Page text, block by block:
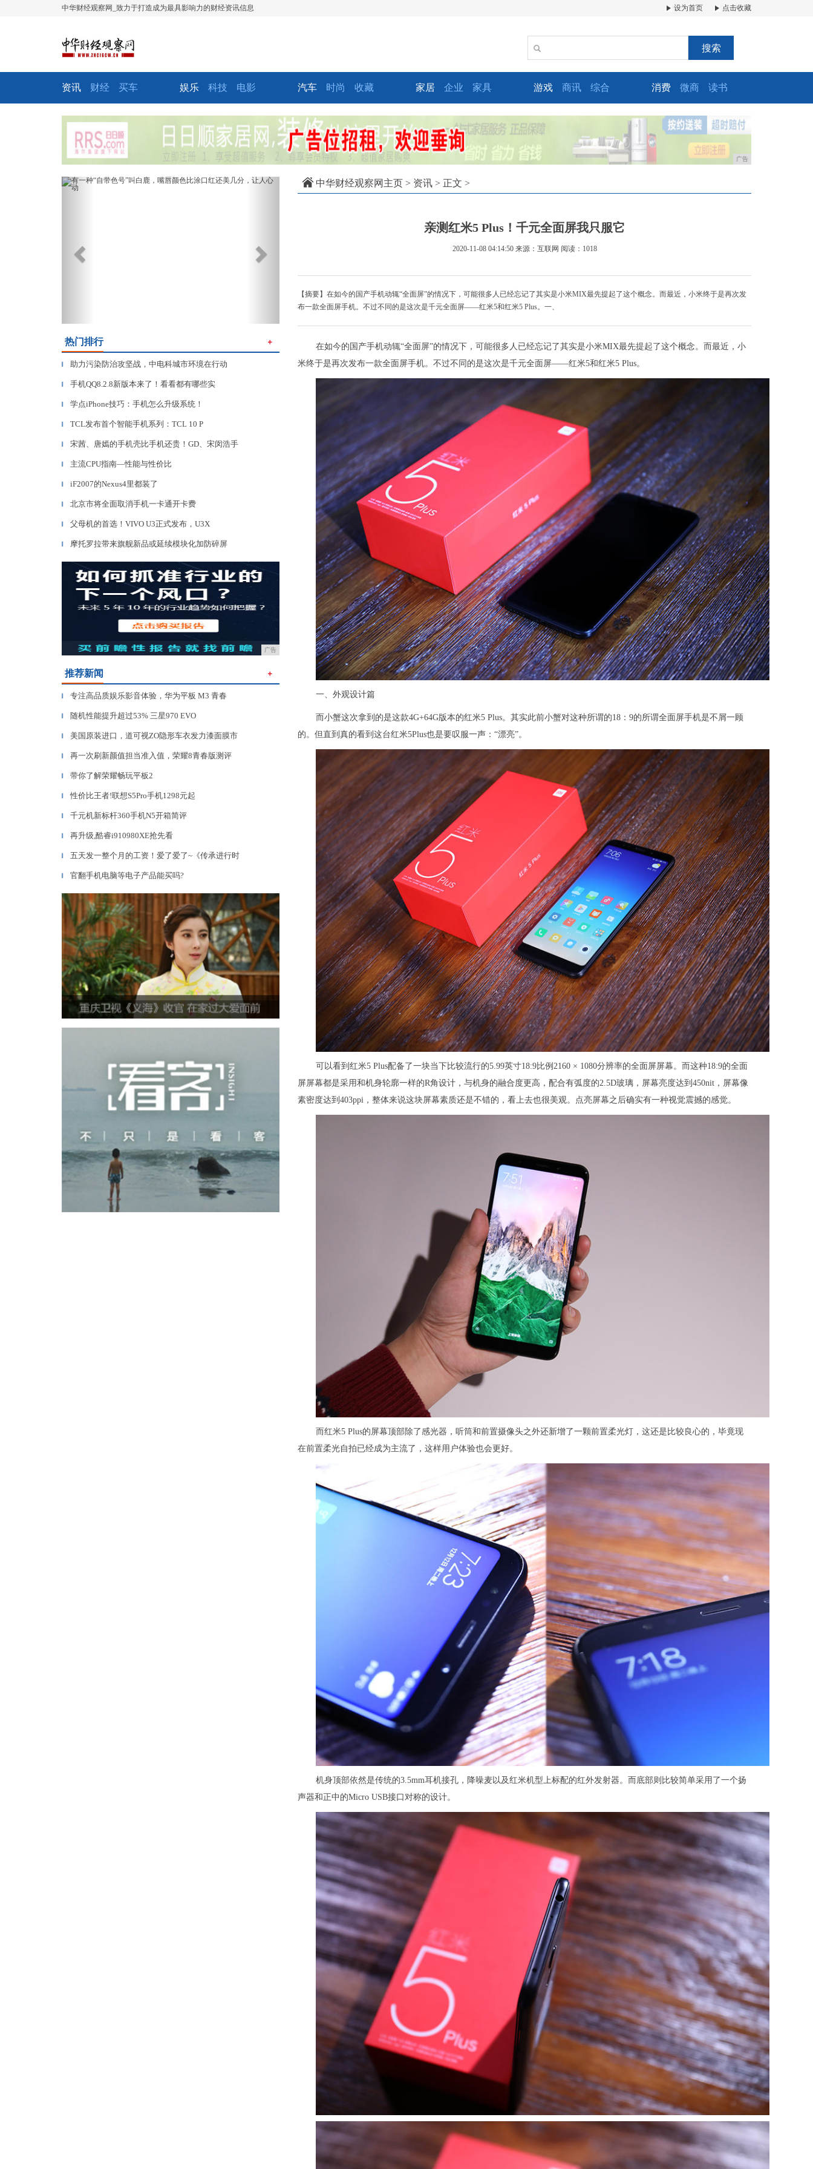
中华财经观察网_致力于打造成为最具影响力的财经资讯信息 设为首页 点击收藏
搜索
资讯 财经 买车 娱乐 科技 电影 汽车 时尚 收藏 家居 企业 家具 游戏 商讯 综合 消费 微商 读书
广告
Previous Next
热门排行 ＋
▎ 助力污染防治攻坚战，中电科城市环境在行动
▎ 手机QQ8.2.8新版本来了！看看都有哪些实
▎ 学点iPhone技巧：手机怎么升级系统！
▎ TCL发布首个智能手机系列：TCL 10 P
▎ 宋茜、唐嫣的手机壳比手机还贵！GD、宋闵浩手
▎ 主流CPU指南—性能与性价比
▎ iF2007的Nexus4里都装了
▎ 北京市将全面取消手机一卡通开卡费
▎ 父母机的首选！VIVO U3正式发布，U3X
▎ 摩托罗拉带来旗舰新品或延续模块化加防碎屏
广告
推荐新闻 ＋
▎ 专注高品质娱乐影音体验，华为平板 M3 青春
▎ 随机性能提升超过53% 三星970 EVO
▎ 美国原装进口，道可视ZO隐形车衣发力漆面膜市
▎ 再一次刷新颜值担当准入值，荣耀8青春版测评
▎ 带你了解荣耀畅玩平板2
▎ 性价比王者!联想S5Pro手机1298元起
▎ 千元机新标杆360手机N5开箱简评
▎ 再升级,酷睿i910980XE抢先看
▎ 五天发一整个月的工资！爱了爱了~《传承进行时
▎ 官翻手机电脑等电子产品能买吗?
中华财经观察网主页 > 资讯 > 正文 >
亲测红米5 Plus！千元全面屏我只服它
2020-11-08 04:14:50 来源：互联网 阅读：1018
【摘要】在如今的国产手机动辄“全面屏”的情况下，可能很多人已经忘记了其实是小米MIX最先提起了这个概念。而最近，小米终于是再次发
布一款全面屏手机。不过不同的是这次是千元全面屏——红米5和红米5 Plus。一、
在如今的国产手机动辄“全面屏”的情况下，可能很多人已经忘记了其实是小米MIX最先提起了这个概念。而最近，小
米终于是再次发布一款全面屏手机。不过不同的是这次是千元全面屏——红米5和红米5 Plus。
一、外观设计篇
而小蟹这次拿到的是这款4G+64G版本的红米5 Plus。其实此前小蟹对这种所谓的18：9的所谓全面屏手机是不屑一顾
的。但直到真的看到这台红米5Plus也是要叹服一声：“漂亮”。
可以看到红米5 Plus配备了一块当下比较流行的5.99英寸18:9比例2160 × 1080分辨率的全面屏屏幕。而这种18:9的全面
屏屏幕都是采用和机身轮廓一样的R角设计，与机身的融合度更高，配合有弧度的2.5D玻璃，屏幕亮度达到450nit，屏幕像
素密度达到403ppi，整体来说这块屏幕素质还是不错的，看上去也很美观。点亮屏幕之后确实有一种视觉震撼的感觉。
而红米5 Plus的屏幕顶部除了感光器，听筒和前置摄像头之外还新增了一颗前置柔光灯，这还是比较良心的，毕竟现
在前置柔光自拍已经成为主流了，这样用户体验也会更好。
机身顶部依然是传统的3.5mm耳机接孔，降噪麦以及红米机型上标配的红外发射器。而底部则比较简单采用了一个扬
声器和正中的Micro USB接口对称的设计。